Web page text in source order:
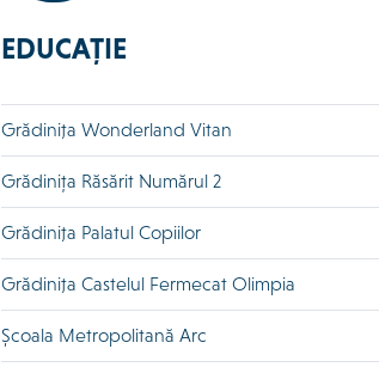
EDUCAȚIE
Grădiniţa Wonderland Vitan
Grădinița Răsărit Numărul 2
Grădiniţa Palatul Copiilor
Grădiniţa Castelul Fermecat Olimpia
Școala Metropolitană Arc